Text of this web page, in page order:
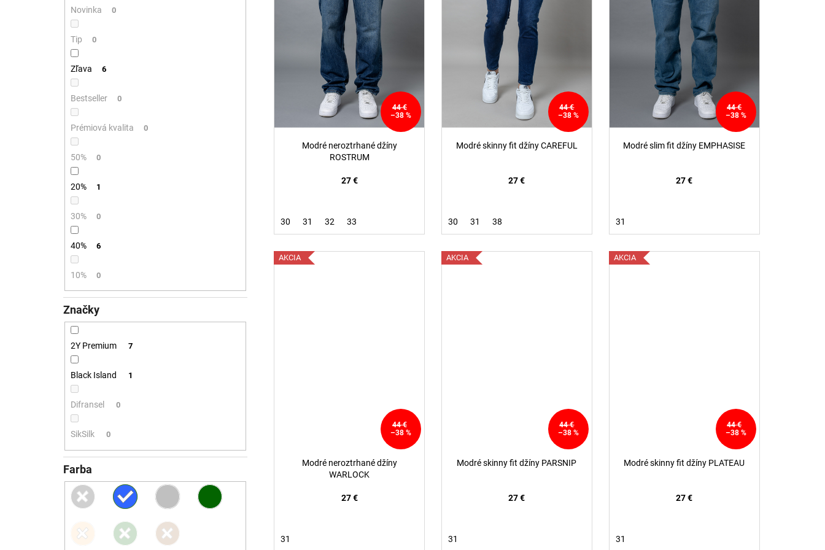
Novinka 0
Tip 0
Zľava 6
Bestseller 0
Prémiová kvalita 0
50% 0
20% 1
30% 0
40% 6
10% 0
Značky
2Y Premium 7
Black Island 1
Difransel 0
SikSilk 0
Farba
o
44 €
–38 %
Modré neroztrhané džíny
ROSTRUM
27 €
30 31 32 33
44 €
–38 %
Modré skinny fit džíny CAREFUL
27 €
30 31 38
44 €
–38 %
Modré slim fit džíny EMPHASISE
27 €
31
AKCIA
44 €
–38 %
Modré neroztrhané džíny
WARLOCK
27 €
31
AKCIA
44 €
–38 %
Modré skinny fit džíny PARSNIP
27 €
31
AKCIA
44 €
–38 %
Modré skinny fit džíny PLATEAU
27 €
31